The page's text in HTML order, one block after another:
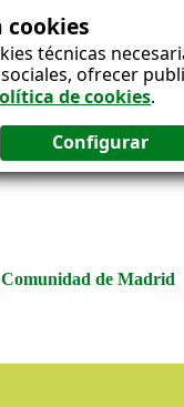
cookies
técnicas
ofrecer
de cookies.
de Madrid